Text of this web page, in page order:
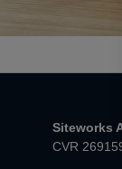
Siteworks
CVR